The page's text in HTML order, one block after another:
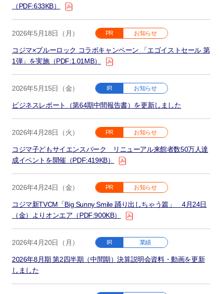
（PDF:633KB）
2026年5月18日（月） PR お知らせ
コジマ×ブルーロック コラボキャンペーン 「エゴイストセール 第
1弾」を実施（PDF:1.01MB）
2026年5月15日（金） IR お知らせ
ビジネスレポート（第64期中間報告書）を更新しました
2026年4月28日（火） PR お知らせ
コジマ子どもサイエンスパーク リニューアル来館者数50万人達
成イベントを開催（PDF:419KB）
2026年4月24日（金） PR お知らせ
コジマ新TVCM「Big Sunny Smile 踊り出しちゃう篇」 4月24日
（金）よりオンエア（PDF:900KB）
2026年4月20日（月） IR 業績
2026年8月期 第2四半期（中間期）決算説明会資料・動画を更新
しました